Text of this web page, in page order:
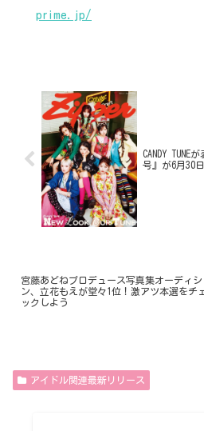
prime.jp/
CANDY TUNE
号』が6月30
宮藤あどねプロデュース写真集オーディシ
ン、立花もえが堂々1位！激アツ本選をチェ
ックしよう
アイドル関連最新リリース